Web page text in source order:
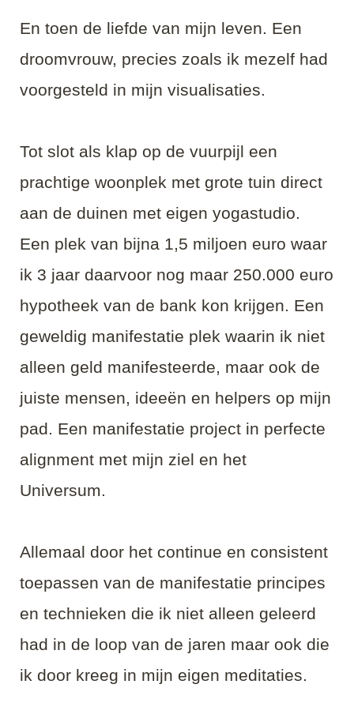
En toen de liefde van mijn leven. Een
droomvrouw, precies zoals ik mezelf had
voorgesteld in mijn visualisaties.
Tot slot als klap op de vuurpijl een
prachtige woonplek met grote tuin direct
aan de duinen met eigen yogastudio.
Een plek van bijna 1,5 miljoen euro waar
ik 3 jaar daarvoor nog maar 250.000 euro
hypotheek van de bank kon krijgen. Een
geweldig manifestatie plek waarin ik niet
alleen geld manifesteerde, maar ook de
juiste mensen, ideeën en helpers op mijn
pad. Een manifestatie project in perfecte
alignment met mijn ziel en het
Universum.
Allemaal door het continue en consistent
toepassen van de manifestatie principes
en technieken die ik niet alleen geleerd
had in de loop van de jaren maar ook die
ik door kreeg in mijn eigen meditaties.